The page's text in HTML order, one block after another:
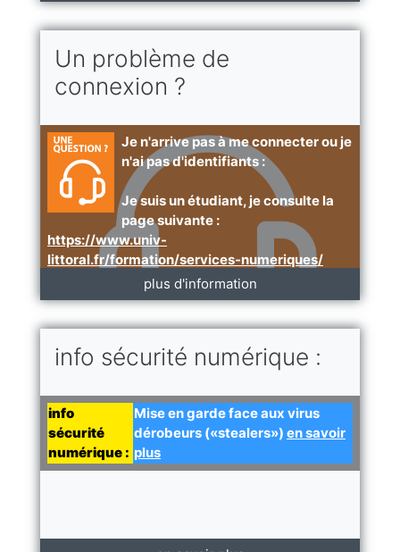
Un problème de
connexion ?
Je n'arrive pas à me connecter ou je
n'ai pas d'identifiants :
Je suis un étudiant, je consulte la
page suivante :
https://www.univ-
littoral.fr/formation/services-numeriques/
Je suis un personnel, j'écris à :
assistance-compte-numerique@univ-
plus d'information
info sécurité numérique :
info
sécurité
numérique :
Mise en garde face aux virus
dérobeurs («stealers») en savoir
plus